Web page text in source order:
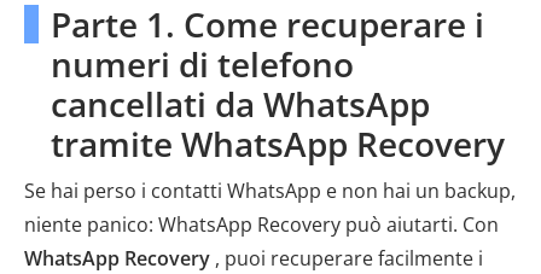
Parte 1. Come recuperare i
numeri di telefono
cancellati da WhatsApp
tramite WhatsApp Recovery
Se hai perso i contatti WhatsApp e non hai un backup,
niente panico: WhatsApp Recovery può aiutarti. Con
WhatsApp Recovery , puoi recuperare facilmente i